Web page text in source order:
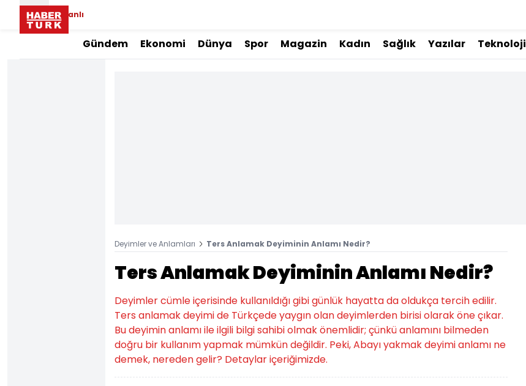
Canlı
Gündem Ekonomi Dünya Spor Magazin Kadın Sağlık Yazılar Teknoloji
Deyimler ve Anlamları Ters Anlamak Deyiminin Anlamı Nedir?
Ters Anlamak Deyiminin Anlamı Nedir?
Deyimler cümle içerisinde kullanıldığı gibi günlük hayatta da oldukça tercih edilir.
Ters anlamak deyimi de Türkçede yaygın olan deyimlerden birisi olarak öne çıkar.
Bu deyimin anlamı ile ilgili bilgi sahibi olmak önemlidir; çünkü anlamını bilmeden
doğru bir kullanım yapmak mümkün değildir. Peki, Abayı yakmak deyimi anlamı ne
demek, nereden gelir? Detaylar içeriğimizde.